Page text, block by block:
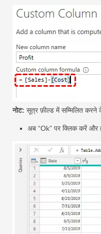
नोट: सूत्र फ़ील्ड में सम्मिलित करने
अब “Ok” पर क्लिक करें और